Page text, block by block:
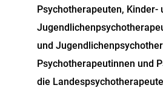
Psychotherapeuten, Kinder-
und
Psychotherapeutinnen und
die